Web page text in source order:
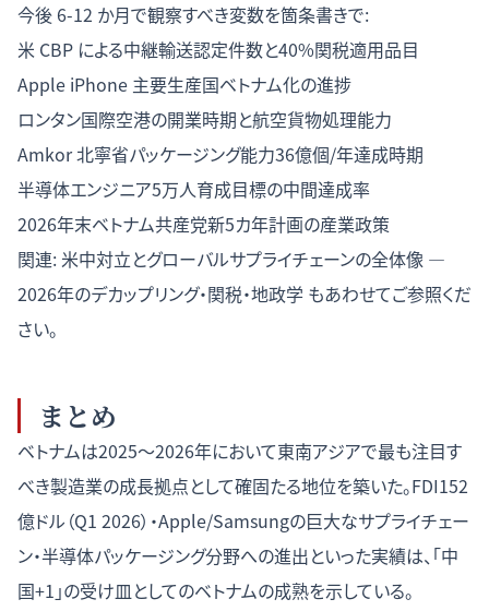
今後 6-12 か月で観察すべき変数を箇条書きで:
米 CBP による中継輸送認定件数と40%関税適用品目
Apple iPhone 主要生産国ベトナム化の進捗
ロンタン国際空港の開業時期と航空貨物処理能力
Amkor 北寧省パッケージング能力36億個/年達成時期
半導体エンジニア5万人育成目標の中間達成率
2026年末ベトナム共産党新5カ年計画の産業政策
関連: 米中対立とグローバルサプライチェーンの全体像 —
2026年のデカップリング・関税・地政学 もあわせてご参照くだ
さい。
まとめ
ベトナムは2025〜2026年において東南アジアで最も注目す
べき製造業の成長拠点として確固たる地位を築いた。FDI152
億ドル（Q1 2026）・Apple/Samsungの巨大なサプライチェー
ン・半導体パッケージング分野への進出といった実績は、「中
国+1」の受け皿としてのベトナムの成熟を示している。